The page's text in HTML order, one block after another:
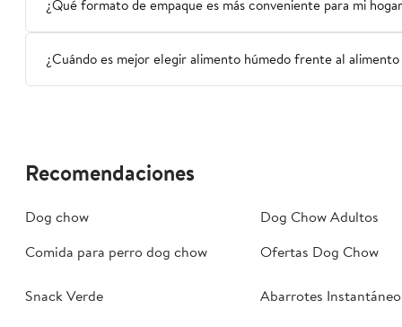
¿Qué formato de empaque es más conveniente para mi
¿Cuándo es mejor elegir alimento húmedo frente al
Recomendaciones
Dog chow
Dog Chow Adultos
Comida para perro dog chow
Ofertas Dog Chow
Snack Verde Abarrotes